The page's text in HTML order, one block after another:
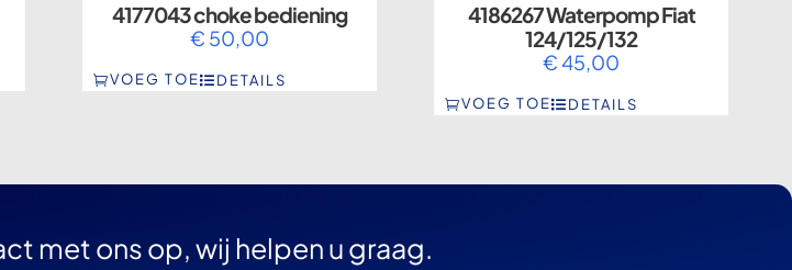
4177043 choke bediening
€ 50,00
VOEG TOE DETAILS
4186267 Waterpomp Fiat
124/125/132
€45,00
VOEG TOE DETAILS
met ons op, wij helpen u graag.